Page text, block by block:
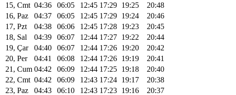
15, Cmt 04:36 06:05 12:45 17:29 19:25
20:48
16, Paz
04:37 06:05 12:45 17:29 19:24
20:46
17, Pzt
04:38 06:06 12:45 17:28 19:23
20:45
18, Sal
04:39 06:07 12:44 17:27 19:22
20:44
19, Çar
04:40 06:07 12:44 17:26 19:20
20:42
20, Per
04:41 06:08 12:44 17:26 19:19
20:41
21, Cum 04:42 06:09 12:44 17:25 19:18
20:40
22, Cmt 04:42 06:09 12:43 17:24 19:17
20:38
23, Paz
04:43 06:10 12:43 17:23 19:16
20:37